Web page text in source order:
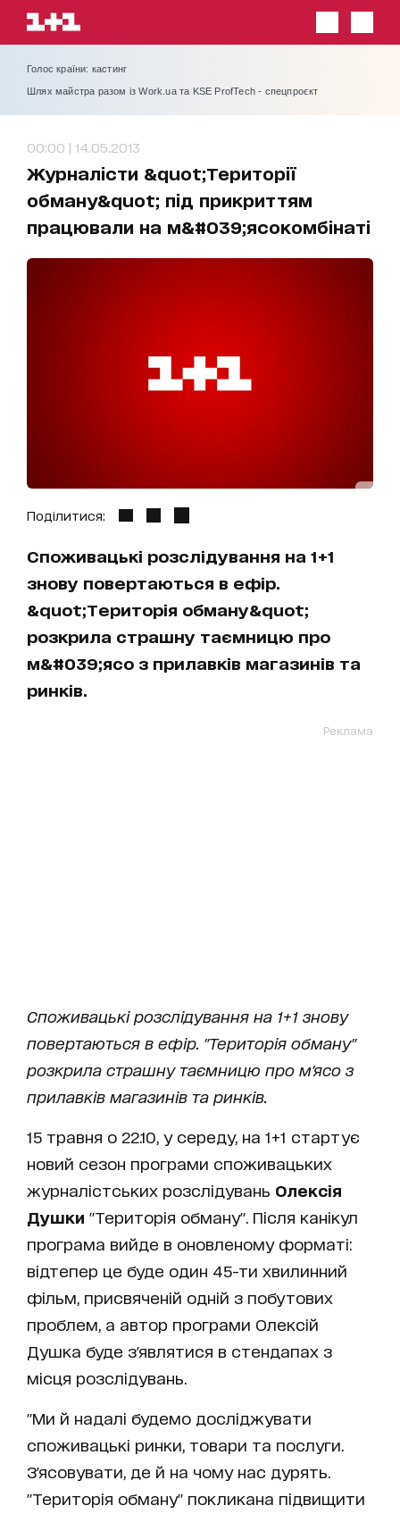
Голос країни: кастинг
Шлях майстра разом із Work.ua та KSE ProfTech - спецпроєкт
00:00 | 14.05.2013
Журналісти &quot;Території
обману&quot; під прикриттям
працювали на м&#039;ясокомбінаті
Поділитися:
Споживацькі розслідування на 1+1
знову повертаються в ефір.
&quot;Територія обману&quot;
розкрила страшну таємницю про
м&#039;ясо з прилавків магазинів та
ринків.
Реклама
Споживацькі розслідування на 1+1 знову
повертаються в ефір. "Територія обману"
розкрила страшну таємницю про м'ясо з
прилавків магазинів та ринків.
15 травня о 22.10, у середу, на 1+1 стартує
новий сезон програми споживацьких
журналістських розслідувань Олексія
Душки "Територія обману". Після канікул
програма вийде в оновленому форматі:
відтепер це буде один 45-ти хвилинний
фільм, присвяченій одній з побутових
проблем, а автор програми Олексій
Душка буде з'являтися в стендапах з
місця розслідувань.
"Ми й надалі будемо досліджувати
споживацькі ринки, товари та послуги.
З'ясовувати, де й на чому нас дурять.
"Територія обману" покликана підвищити